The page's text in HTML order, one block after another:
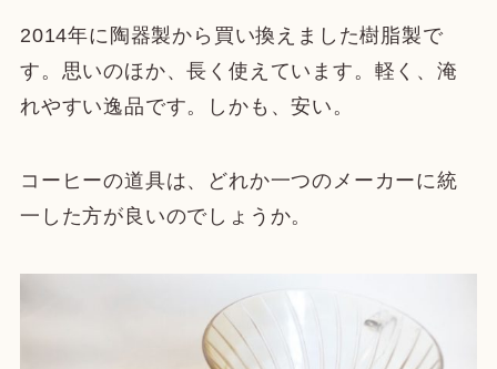
2014年に陶器製から買い換えました樹脂製で
す。思いのほか、長く使えています。軽く、淹
れやすい逸品です。しかも、安い。
コーヒーの道具は、どれか一つのメーカーに統
一した方が良いのでしょうか。